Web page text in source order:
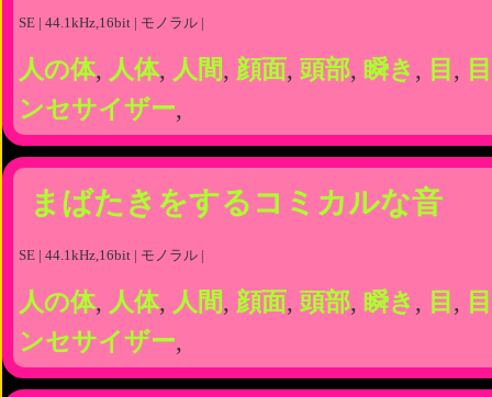
SE | 44.1kHz,16bit | モノラル |
人の体, 人体, 人間, 顔面, 頭部, 瞬き , 目 ,
ンセサイザー,
まばたきをするコミカルな音
SE | 44.1kHz,16bit | モノラル |
人の体, 人体, 人間, 顔面, 頭部, 瞬き , 目 ,
ンセサイザー,